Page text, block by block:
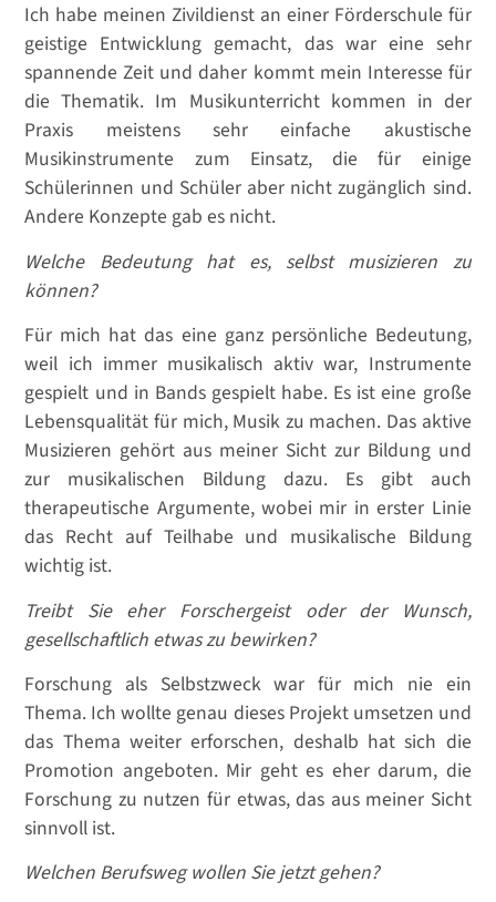
Ich habe meinen Zivildienst an einer Förderschule für
geistige Entwicklung gemacht, das war eine sehr
spannende Zeit und daher kommt mein Interesse für
die Thematik. Im Musikunterricht kommen in der
Praxis meistens sehr einfache akustische
Musikinstrumente zum Einsatz, die für einige
Schülerinnen und Schüler aber nicht zugänglich sind.
Andere Konzepte gab es nicht.
Welche Bedeutung hat es, selbst musizieren zu
können?
Für mich hat das eine ganz persönliche Bedeutung,
weil ich immer musikalisch aktiv war, Instrumente
gespielt und in Bands gespielt habe. Es ist eine große
Lebensqualität für mich, Musik zu machen. Das aktive
Musizieren gehört aus meiner Sicht zur Bildung und
zur musikalischen Bildung dazu. Es gibt auch
therapeutische Argumente, wobei mir in erster Linie
das Recht auf Teilhabe und musikalische Bildung
wichtig ist.
Treibt Sie eher Forschergeist oder der Wunsch,
gesellschaftlich etwas zu bewirken?
Forschung als Selbstzweck war für mich nie ein
Thema. Ich wollte genau dieses Projekt umsetzen und
das Thema weiter erforschen, deshalb hat sich die
Promotion angeboten. Mir geht es eher darum, die
Forschung zu nutzen für etwas, das aus meiner Sicht
sinnvoll ist.
Welchen Berufsweg wollen Sie jetzt gehen?